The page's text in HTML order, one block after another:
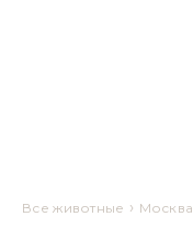
Все животные › Москва